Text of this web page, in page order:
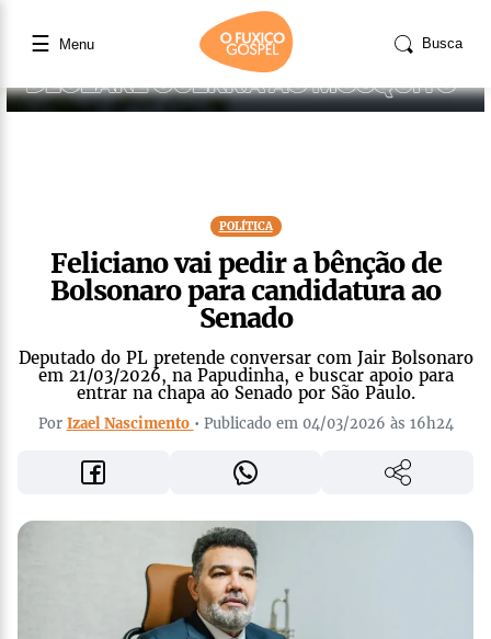
☰ Menu Busca
POLÍTICA
Feliciano vai pedir a bênção de
Bolsonaro para candidatura ao
Senado
Deputado do PL pretende conversar com Jair Bolsonaro
em 21/03/2026, na Papudinha, e buscar apoio para
entrar na chapa ao Senado por São Paulo.
Por Izael Nascimento • Publicado em 04/03/2026 às 16h24